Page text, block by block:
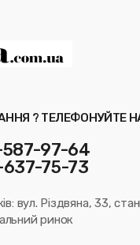
? ТЕЛЕФОНУЙТЕ
97-64
75-73
вул. Різдвяна, 33,
ринок